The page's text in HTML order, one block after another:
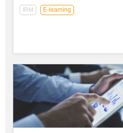
IRM E-learning